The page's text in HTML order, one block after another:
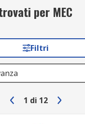
per MEC
Filtri
1 di 12